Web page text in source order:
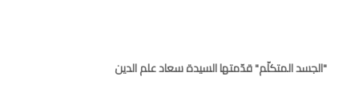
"الجسد المتكلّم" قدّمتها السيدة سعاد علم الدين